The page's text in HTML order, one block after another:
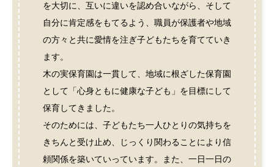
を大切に、互いに違いを認め合いながら、そして
自分に肯定感をもてるよう、職員が保護者や地域
の方々と共に愛情を注ぎ子どもたちを育てていき
ます。
木の実保育園は一貫して、地域に根ざした保育園
として「心身ともに健康な子ども」を目標にして
保育してきました。
そのためには、子どもたち一人ひとりの気持ちを
きちんと受け止め、じっくり関わることにより信
頼関係を築いていっています。また、一日一日の